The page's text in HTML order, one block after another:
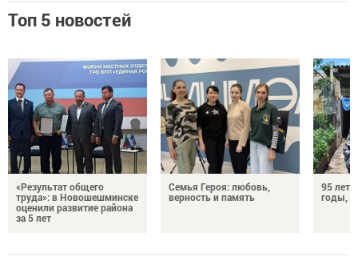
Топ 5 новостей
«Результат общего
труда»: в Новошешминске
оценили развитие района
за 5 лет
Семья Героя: любовь,
верность и память
95 лет
годы,